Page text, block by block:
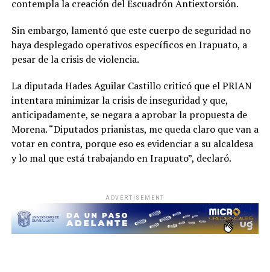
contempla la creación del Escuadrón Antiextorsión.
Sin embargo, lamentó que este cuerpo de seguridad no
haya desplegado operativos específicos en Irapuato, a
pesar de la crisis de violencia.
La diputada Hades Aguilar Castillo criticó que el PRIAN
intentara minimizar la crisis de inseguridad y que,
anticipadamente, se negara a aprobar la propuesta de
Morena. “Diputados prianistas, me queda claro que van a
votar en contra, porque eso es evidenciar a su alcaldesa
y lo mal que está trabajando en Irapuato”, declaró.
ADVERTISEMENT